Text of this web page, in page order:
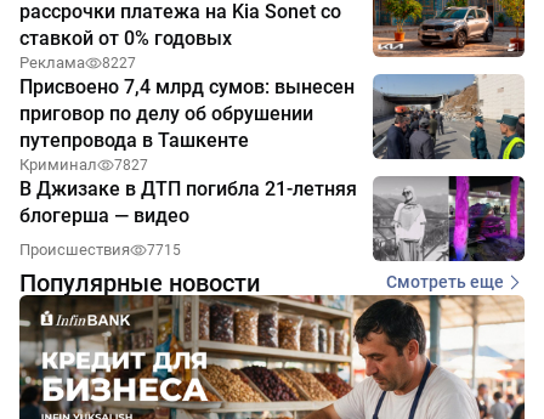
рассрочки платежа на Kia Sonet со
ставкой от 0% годовых
Реклама 8227
Присвоено 7,4 млрд сумов: вынесен
приговор по делу об обрушении
путепровода в Ташкенте
Криминал 7827
В Джизаке в ДТП погибла 21-летняя
блогерша — видео
Происшествия 7715
Популярные новости Смотреть еще